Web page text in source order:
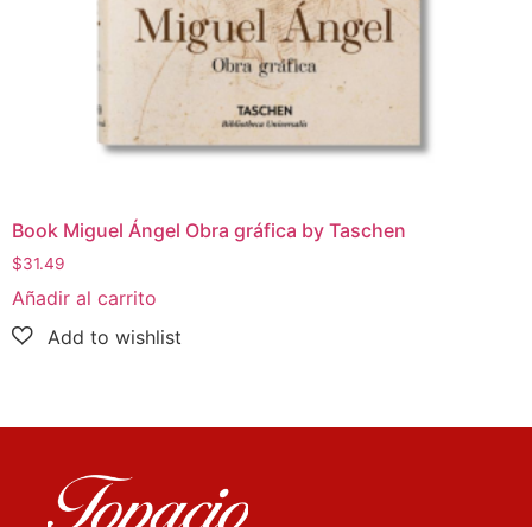
Book Miguel Ángel Obra gráfica by Taschen
$31.49
Añadir al carrito